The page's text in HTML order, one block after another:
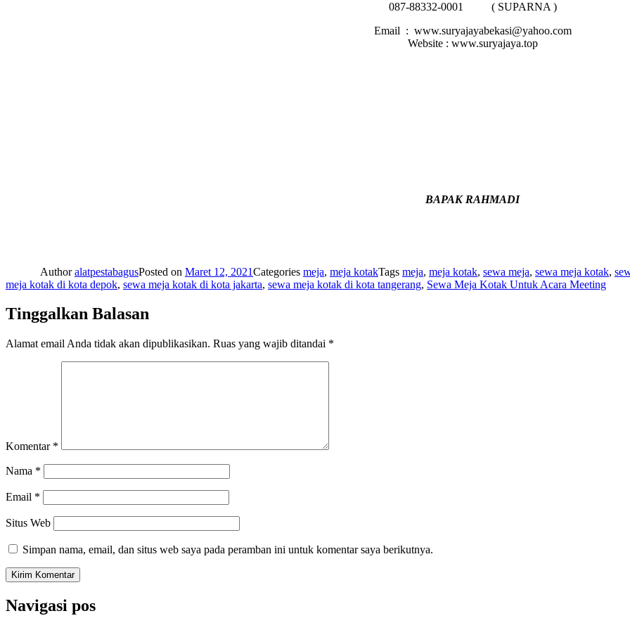
087-88332-0001 ( SUPARNA )
Email : www.suryajayabekasi@yahoo.com
Website : www.suryajaya.top
BAPAK RAHMADI
AuthoralatpestabagusPosted on Maret 12, 2021Categories meja, meja kotakTags meja, meja kotak, sewa meja, sewa meja kotak,
meja kotak di kota depok, sewa meja kotak di kota jakarta, sewa meja kotak di kota tangerang, Sewa Meja Kotak Untuk Acara Meeting
Tinggalkan Balasan
Alamat email Anda tidak akan dipublikasikan. Ruas yang wajib ditandai *
Komentar *
Nama *
Email *
Situs Web
Simpan nama, email, dan situs web saya pada peramban ini untuk komentar saya berikutnya.
Navigasi pos